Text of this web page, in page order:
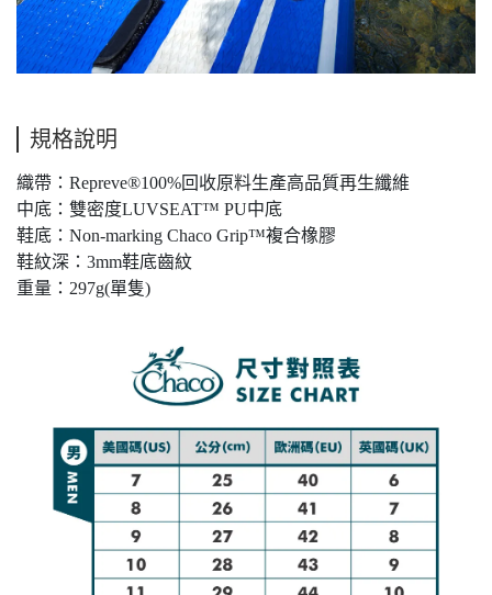
規格說明
織帶：Repreve®100%回收原料生產高品質再生纖維
中底：雙密度LUVSEAT™ PU中底
鞋底：Non-marking Chaco Grip™複合橡膠
鞋紋深：3mm鞋底齒紋
重量：297g(單隻)